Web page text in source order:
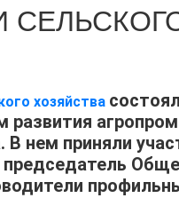
хозяйства
развития
нем приняли